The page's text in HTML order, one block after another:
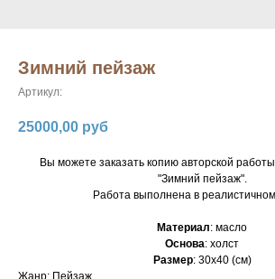
Зимний пейзаж
Артикул:
25000,00 руб
Вы можете заказать копию авторской
"Зимний пейзаж".
Работа выполнена в
Материал: масло
Основа: холст
Размер: 30х40 (см)